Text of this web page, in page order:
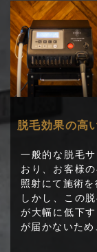
脱毛効果の高
一般的な脱毛
おり、お客様
照射にて施術を
しかし、この
が大幅に低下
が届かないため